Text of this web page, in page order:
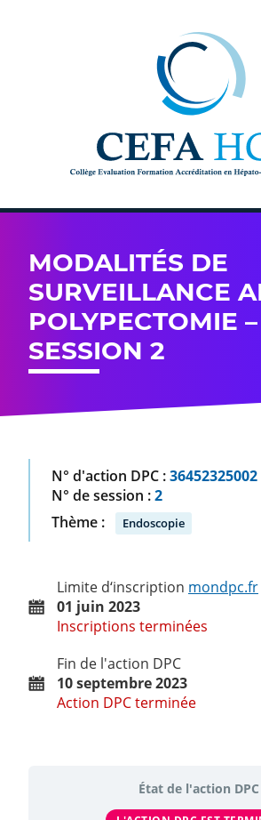
MODALITÉS DE
SURVEILLANCE
POLYPECTOMIE
SESSION 2
N° d'action DPC :36452325002
N° de session :2
Thème :
Endoscopie
Limite d‘inscription mondpc.fr
01 juin 2023
Inscriptions terminées
Fin de l'action DPC
10 septembre 2023
Action DPC terminée
État de l'action DPC